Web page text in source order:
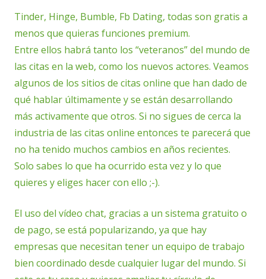
Tinder, Hinge, Bumble, Fb Dating, todas son gratis a
menos que quieras funciones premium.
Entre ellos habrá tanto los “veteranos” del mundo de
las citas en la web, como los nuevos actores. Veamos
algunos de los sitios de citas online que han dado de
qué hablar últimamente y se están desarrollando
más activamente que otros. Si no sigues de cerca la
industria de las citas online entonces te parecerá que
no ha tenido muchos cambios en años recientes.
Solo sabes lo que ha ocurrido esta vez y lo que
quieres y eliges hacer con ello ;-).
El uso del vídeo chat, gracias a un sistema gratuito o
de pago, se está popularizando, ya que hay
empresas que necesitan tener un equipo de trabajo
bien coordinado desde cualquier lugar del mundo. Si